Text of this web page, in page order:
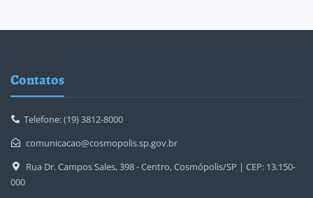
Contatos
Telefone: (19) 3812-8000
comunicacao@cosmopolis.sp.gov.br
Rua Dr. Campos Sales, 398 - Centro, Cosmópolis/SP | CEP: 13.150-
000